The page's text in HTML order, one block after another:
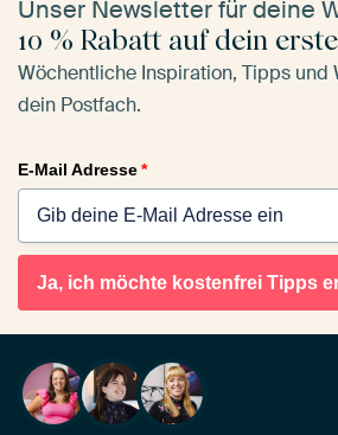
Unser Newsletter für deine
10 % Rabatt auf dein
Wöchentliche Inspiration, Tipps und
dein Postfach.
E-Mail Adresse*
Ja, ich möchte kostenfrei Tipps